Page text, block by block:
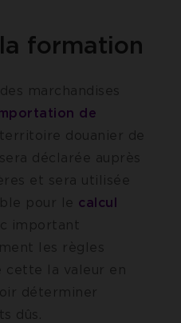
formation
marchandises
de
douanier de
déclarée auprès
et sera utilisée
pour le calcul
important
les règles
cette la valeur en
déterminer
dûs.